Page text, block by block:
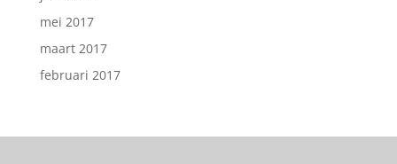
mei 2017
maart 2017
februari 2017